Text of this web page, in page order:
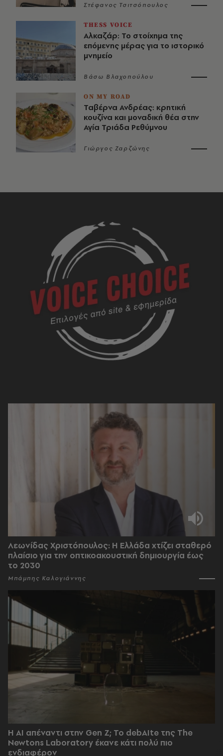
Στέφανος Τσιτσόπουλος
THESS VOICE
Αλκαζάρ: Το στοίχημα της
επόμενης μέρας για το ιστορικό
μνημείο
Βάσω Βλαχοπούλου
ON MY ROAD
Ταβέρνα Ανδρέας: κρητική
κουζίνα και μοναδική θέα στην
Αγία Τριάδα Ρεθύμνου
Γιώργος Ζαρζώνης
Λεωνίδας Χριστόπουλος: Η Ελλάδα χτίζει σταθερό
πλαίσιο για την οπτικοακουστική δημιουργία έως
το 2030
Μπάμπης Καλογιάννης
Η AI απέναντι στην Gen Z; Το debAIte της The
Newtons Laboratory έκανε κάτι πολύ πιο
ενδιαφέρον